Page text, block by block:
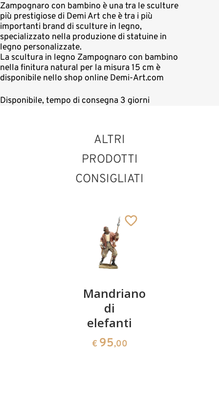
Zampognaro con bambino è una tra le sculture
più prestigiose di Demi Art che è tra i più
importanti brand di sculture in legno,
specializzato nella produzione di statuine in
legno personalizzate.
La scultura in legno Zampognaro con bambino
nella finitura natural per la misura 15 cm è
disponibile nello shop online Demi-Art.com
Disponibile, tempo di consegna 3 giorni
ALTRI
PRODOTTI
CONSIGLIATI
Mandriano
di
elefanti
€ 95,00